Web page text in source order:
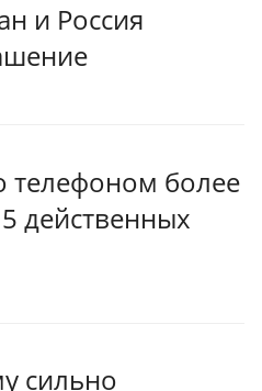
и Россия
телефоном более
действенных
сильно